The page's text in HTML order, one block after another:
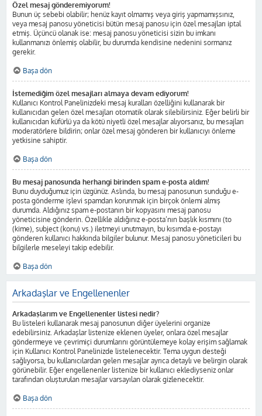
Özel mesaj gönderemiyorum!
Bunun üç sebebi olabilir; henüz kayıt olmamış veya giriş yapmamışsınız,
veya mesaj panosu yöneticisi bütün mesaj panosu için özel mesajları iptal
etmiş. Üçüncü olanak ise: mesaj panosu yöneticisi sizin bu imkanı
kullanmanızı önlemiş olabilir, bu durumda kendisine nedenini sormanız
gerekir.
Başa dön
İstemediğim özel mesajları almaya devam ediyorum!
Kullanıcı Kontrol Panelinizdeki mesaj kuralları özelliğini kullanarak bir
kullanıcıdan gelen özel mesajları otomatik olarak silebilirsiniz. Eğer belirli bir
kullanıcıdan küfürlü ya da kötü niyetli özel mesajlar alıyorsanız, bu mesajları
moderatörlere bildirin; onlar özel mesaj gönderen bir kullanıcıyı önleme
yetkisine sahiptir.
Başa dön
Bu mesaj panosunda herhangi birinden spam e-posta aldım!
Bunu duyduğumuz için üzgünüz. Aslında, bu mesaj panosunun sunduğu e-
posta gönderme işlevi spamdan korunmak için birçok önlemi almış
durumda. Aldığınız spam e-postanın bir kopyasını mesaj panosu
yöneticisine gönderin. Özellikle aldığınız e-posta’nın başlık kısmını (to
(kime), subject (konu) vs.) iletmeyi unutmayın, bu kısımda e-postayı
gönderen kullanıcı hakkında bilgiler bulunur. Mesaj panosu yöneticileri bu
bilgilerle meseleyi takip edebilir.
Başa dön
Arkadaşlar ve Engellenenler
Arkadaşlarım ve Engellenenler listesi nedir?
Bu listeleri kullanarak mesaj panosunun diğer üyelerini organize
edebilirsiniz. Arkadaşlar listenize eklenen üyeler, onlara özel mesajlar
göndermeye ve çevrimiçi durumlarını görüntülemeye kolay erişim sağlamak
için Kullanıcı Kontrol Panelinizde listelenecektir. Tema uygun desteği
sağlıyorsa, bu kullanıcılardan gelen mesajlar ayrıca detaylı ve belirgin olarak
görünebilir. Eğer engellenenler listenize bir kullanıcı eklediyseniz onlar
tarafından oluşturulan mesajlar varsayılan olarak gizlenecektir.
Başa dön